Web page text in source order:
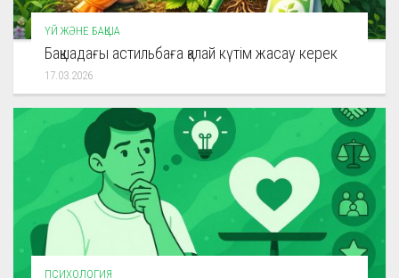
ҮЙ ЖӘНЕ БАҚША
Бақшадағы астильбаға қалай күтім жасау керек
17.03.2026
ПСИХОЛОГИЯ